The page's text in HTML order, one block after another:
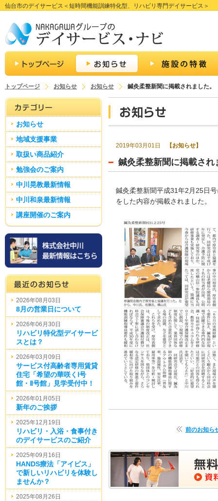
仙台市のデイサービス＜短時間機能訓練特化型、リハビリ専門デイサービス＞
トップページ お知らせ お知らせ 鍼灸柔整新聞に掲載されました。
お知らせ
地域支援事業
取扱い商品紹介
勉強会のご案内
中川晃教最新情報
中川和泉最新情報
講座開催のご案内
2026年08月03日
8月の営業日について
2026年06月30日
リハビリ特化型デイサービ
スとは？
2026年03月09日
サービス付高齢者専用賃貸
住宅「希望の華咲くⅠ号
館・Ⅱ号館」見学受付中！
2026年01月05日
新年のご挨拶
2025年12月19日
リハビリ・入浴・食事付き
のデイサービスのご紹介
2025年09月16日
HANDS療法「アイビス」
で新しいリハビリを体験し
ませんか？
2025年08月26日
2019年03月01日 【お知らせ】
鍼灸柔整新聞に掲載され
鍼灸柔整新聞平成31年2月25日
をした内容が掲載されました。
前のお知ら